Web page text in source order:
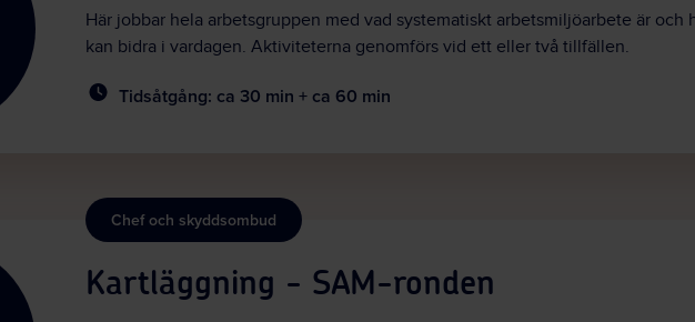
Här jobbar hela arbetsgruppen med vad systematiskt arbetsmiljöarbete är och
kan bidra i vardagen. Aktiviteterna genomförs vid ett eller två tillfällen.
Tidsåtgång: ca 30 min + ca 60 min
Chef och skyddsombud
Kartläggning - SAM-ronden